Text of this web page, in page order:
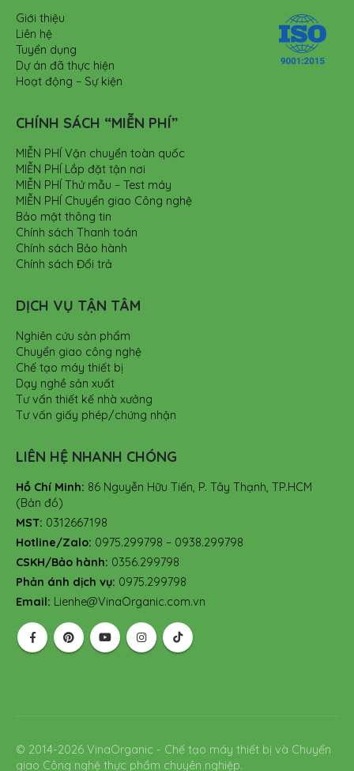
Giới thiệu
Liên hệ
Tuyển dụng
Dự án đã thực hiện
Hoạt động – Sự kiện
CHÍNH SÁCH “MIỄN PHÍ”
MIỄN PHÍ Vận chuyển toàn quốc
MIỄN PHÍ Lắp đặt tận nơi
MIỄN PHÍ Thử mẫu – Test máy
MIỄN PHÍ Chuyển giao Công nghệ
Bảo mật thông tin
Chính sách Thanh toán
Chính sách Bảo hành
Chính sách Đổi trả
DỊCH VỤ TẬN TÂM
Nghiên cứu sản phẩm
Chuyển giao công nghệ
Chế tạo máy thiết bị
Dạy nghề sản xuất
Tư vấn thiết kế nhà xưởng
Tư vấn giấy phép/chứng nhận
LIÊN HỆ NHANH CHÓNG
Hồ Chí Minh: 86 Nguyễn Hữu Tiến, P. Tây Thạnh, TP.HCM
(Bản đồ)
MST: 0312667198
Hotline/Zalo: 0975.299798 – 0938.299798
CSKH/Bảo hành: 0356.299798
Phản ánh dịch vụ: 0975.299798
Email: Lienhe@VinaOrganic.com.vn
© 2014-2026 VinaOrganic - Chế tạo máy thiết bị và Chuyển
giao Công nghệ thực phẩm chuyên nghiệp.